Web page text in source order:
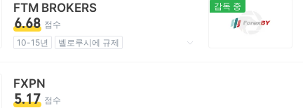
업무 구역 의심
중급 잠재 위험
역외 규제
FTM BROKERS
6.68 점수
10-15년
벨로루시에 규제
감독 중
FXPN
5.17 점수